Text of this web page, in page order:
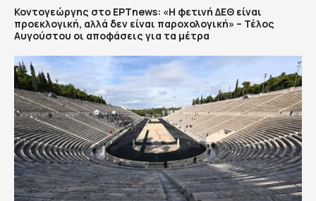
Κοντογεώργης στο ΕΡΤnews: «Η φετινή ΔΕΘ είναι
προεκλογική, αλλά δεν είναι παροχολογική» – Τέλος
Αυγούστου οι αποφάσεις για τα μέτρα